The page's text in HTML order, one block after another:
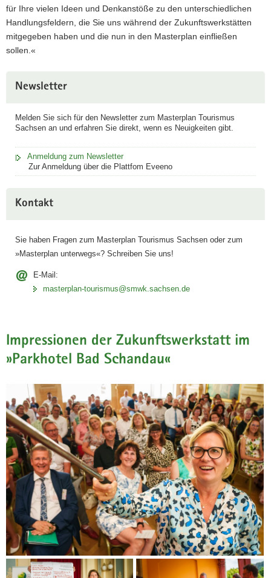
für Ihre vielen Ideen und Denkanstöße zu den unterschiedlichen
Handlungsfeldern, die Sie uns während der Zukunftswerkstätten
mitgegeben haben und die nun in den Masterplan einfließen
sollen.«
Newsletter
Melden Sie sich für den Newsletter zum Masterplan Tourismus
Sachsen an und erfahren Sie direkt, wenn es Neuigkeiten gibt.
Anmeldung zum Newsletter
Zur Anmeldung über die Plattfom Eveeno
Kontakt
Sie haben Fragen zum Masterplan Tourismus Sachsen oder zum
»Masterplan unterwegs«? Schreiben Sie uns!
E-Mail:
masterplan-tourismus@smwk.sachsen.de
Impressionen der Zukunftswerkstatt im
»Parkhotel Bad Schandau«